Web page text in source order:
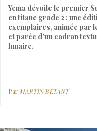
Yema dévoile le premier
en titane grade 2 : une
exemplaires, animée par
et parée d’un cadran
lunaire.
Par MARTIN BETANT